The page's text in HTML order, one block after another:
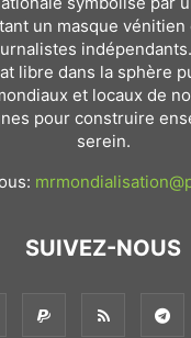
un masque vénitien
libre dans la sphère
et locaux de
pour construire
serein.
SUIVEZ-NOUS